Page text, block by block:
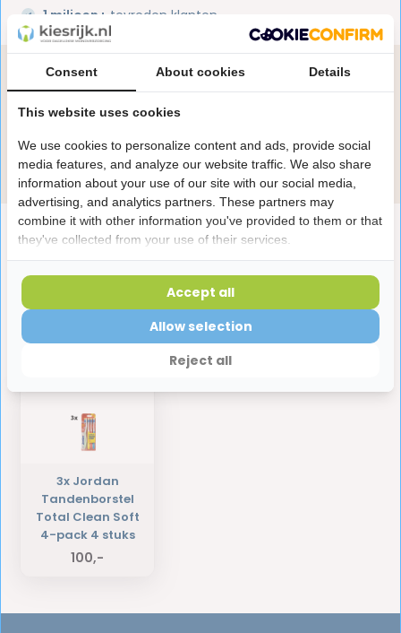
1 miljoen+ tevreden klanten
Productomschrijving
Reviews
Heb je een vraag over dit product?
in de chat of stuur een e-mail.
Stuur e-mail
Laatst bekeken producten
3x Jordan
Tandenborstel
Total Clean Soft
4-pack 4 stuks
100,-
Consent About cookies Details
This website uses cookies
We use cookies to personalize content and ads, provide social
media features, and analyze our website traffic. We also share
information about your use of our site with our social media,
advertising, and analytics partners. These partners may
combine it with other information you've provided to them or that
they've collected from your use of their services.
Reject all
Allow selection
Accept all